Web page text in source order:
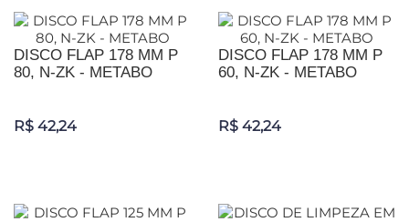
DISCO FLAP 178 MM P
80, N-ZK - METABO
R$ 42,24
DISCO FLAP 178 MM P
60, N-ZK - METABO
R$ 42,24